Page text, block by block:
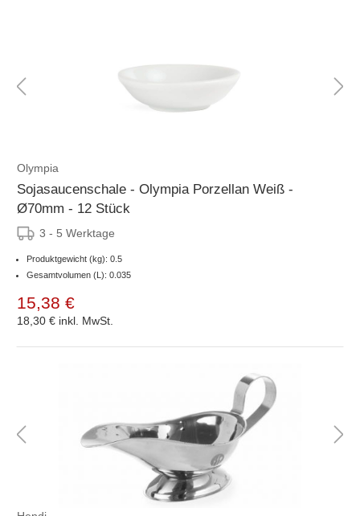
Olympia
Sojasaucenschale - Olympia Porzellan Weiß -
Ø70mm - 12 Stück
3 - 5 Werktage
Produktgewicht (kg): 0.5
Gesamtvolumen (L): 0.035
15,38 €
18,30 € inkl. MwSt.